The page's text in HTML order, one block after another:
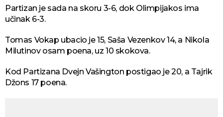
Partizan je sada na skoru 3-6, dok Olimpijakos ima
učinak 6-3.
Tomas Vokap ubacio je 15, Saša Vezenkov 14, a Nikola
Milutinov osam poena, uz 10 skokova.
Kod Partizana Dvejn Vašington postigao je 20, a Tajrik
Džons 17 poena.